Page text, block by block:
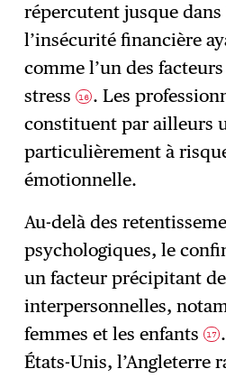
répercutent jusque
l’insécurité financière
comme l’un des
stress16 . Les
constituent par ailleurs
particulièrement à
émotionnelle.
Au-delà des
psychologiques, le
un facteur précipitant
interpersonnelles,
femmes et les enfants17
États-Unis, l’Angleterre